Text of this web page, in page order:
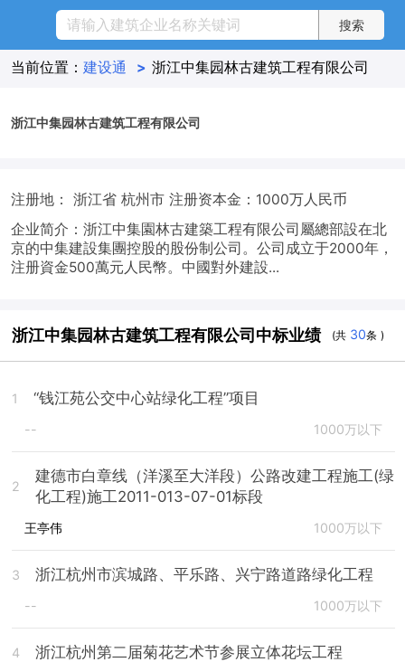
当前位置： 建设通 > 浙江中集园林古建筑工程有限公司
浙江中集园林古建筑工程有限公司
注册地： 浙江省 杭州市 注册资本金：1000万人民币
企业简介：浙江中集園林古建築工程有限公司屬總部設在北
京的中集建設集團控股的股份制公司。公司成立于2000年，
注册資金500萬元人民幣。中國對外建設...
浙江中集园林古建筑工程有限公司中标业绩 (共 30条 )
1 “钱江苑公交中心站绿化工程”项目
-- 1000万以下
2
建德市白章线（洋溪至大洋段）公路改建工程施工(绿
化工程)施工2011-013-07-01标段
王亭伟 1000万以下
3 浙江杭州市滨城路、平乐路、兴宁路道路绿化工程
-- 1000万以下
4 浙江杭州第二届菊花艺术节参展立体花坛工程